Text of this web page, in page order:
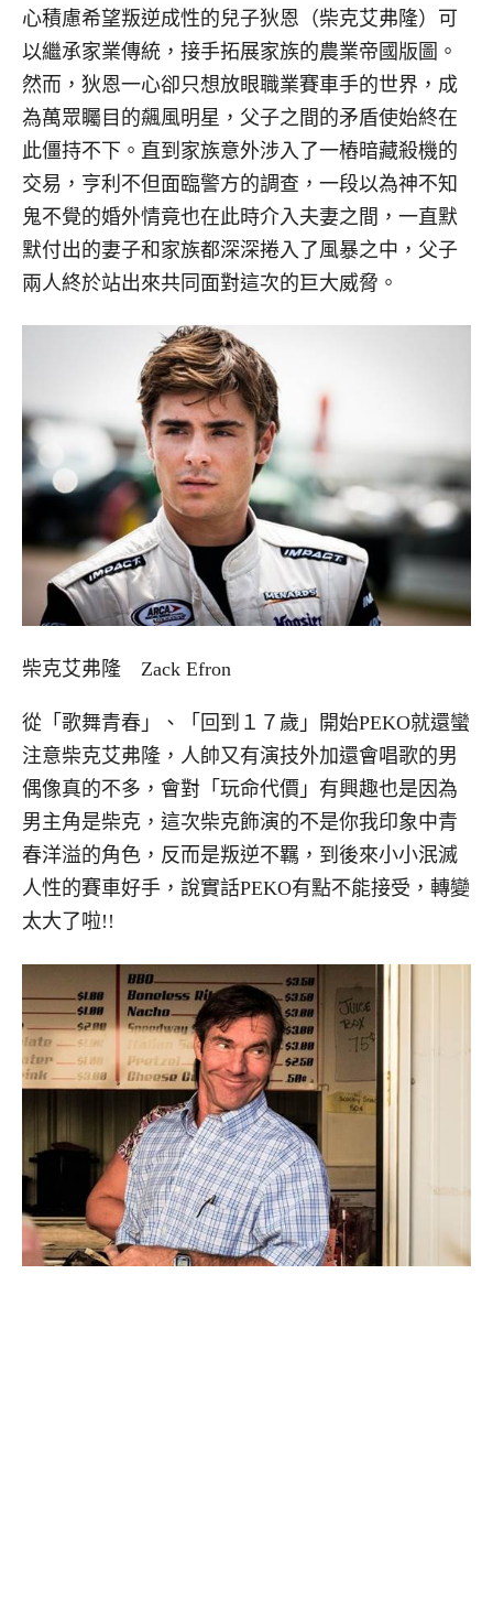
心積慮希望叛逆成性的兒子狄恩（柴克艾弗隆）可
以繼承家業傳統，接手拓展家族的農業帝國版圖。
然而，狄恩一心卻只想放眼職業賽車手的世界，成
為萬眾矚目的飆風明星，父子之間的矛盾使始終在
此僵持不下。直到家族意外涉入了一樁暗藏殺機的
交易，亨利不但面臨警方的調查，一段以為神不知
鬼不覺的婚外情竟也在此時介入夫妻之間，一直默
默付出的妻子和家族都深深捲入了風暴之中，父子
兩人終於站出來共同面對這次的巨大威脅。
柴克艾弗隆 Zack Efron
從「歌舞青春」、「回到１７歲」開始PEKO就還蠻
注意柴克艾弗隆，人帥又有演技外加還會唱歌的男
偶像真的不多，會對「玩命代價」有興趣也是因為
男主角是柴克，這次柴克飾演的不是你我印象中青
春洋溢的角色，反而是叛逆不羈，到後來小小泯滅
人性的賽車好手，說實話PEKO有點不能接受，轉變
太大了啦!!